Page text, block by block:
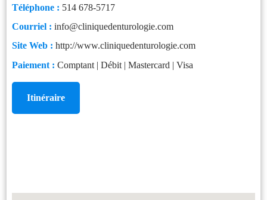
Téléphone : 514 678-5717
Courriel : info@cliniquedenturologie.com
Site Web : http://www.cliniquedenturologie.com
Paiement : Comptant | Débit | Mastercard | Visa
Itinéraire